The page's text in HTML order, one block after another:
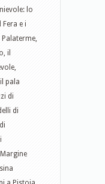
lo
e i
il
pala
di
di